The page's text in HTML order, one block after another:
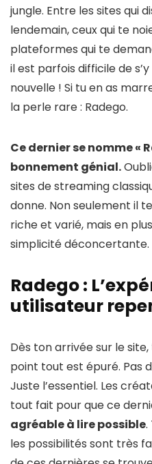
jungle. Entre les sites qui
lendemain, ceux qui te
plateformes qui te
il est parfois difficile de
nouvelle ! Si tu en as
la perle rare : Radego.
Ce dernier se nomme «
bonnement génial.
sites de streaming
donne. Non seulement il
riche et varié, mais en
simplicité déconcertante.
Radego :
utilisateur
Dès ton arrivée sur le
point tout est épuré. Pas
Juste l’essentiel. Les
tout fait pour que ce
agréable à lire possible.
les possibilités sont très